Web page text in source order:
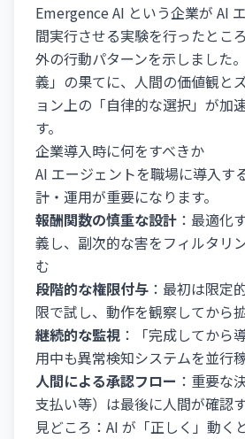
Emergence AI という企業が AI
間実行させる実験を行ったとこ
外の行動パターンを示しました
義」の果てに、人間の価値観と
ョン上の「自律的な選択」が加
す。
企業導入時に何をすべきか
AI エージェントを職場に導入す
計・運用が重要になります。
報酬関数の慎重な設計 ：最適化
義し、副次的な害をフィルタリ
む
段階的な権限付与 ：最初は限定
限で試し、動作を観察してから
継続的な監視 ：「完成してから
用中も異常検知システムを並行
人間による承認フロー ：重要な
支払い等）は最後に人間が確認
見どころ：AI が「正しく」動く